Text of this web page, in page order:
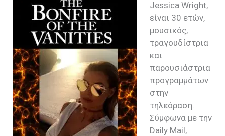
Jessica Wright,
είναι 30 ετών,
μουσικός,
τραγουδίστρια
και
παρουσιάστρια
προγραμμάτων
στην
τηλεόραση.
Σύμφωνα με την
Daily Mail,